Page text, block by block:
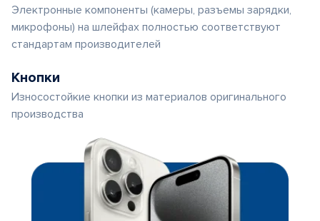
Электронные компоненты (камеры, разъемы зарядки,
микрофоны) на шлейфах полностью соответствуют
стандартам производителей
Кнопки
Износостойкие кнопки из материалов оригинального
производства